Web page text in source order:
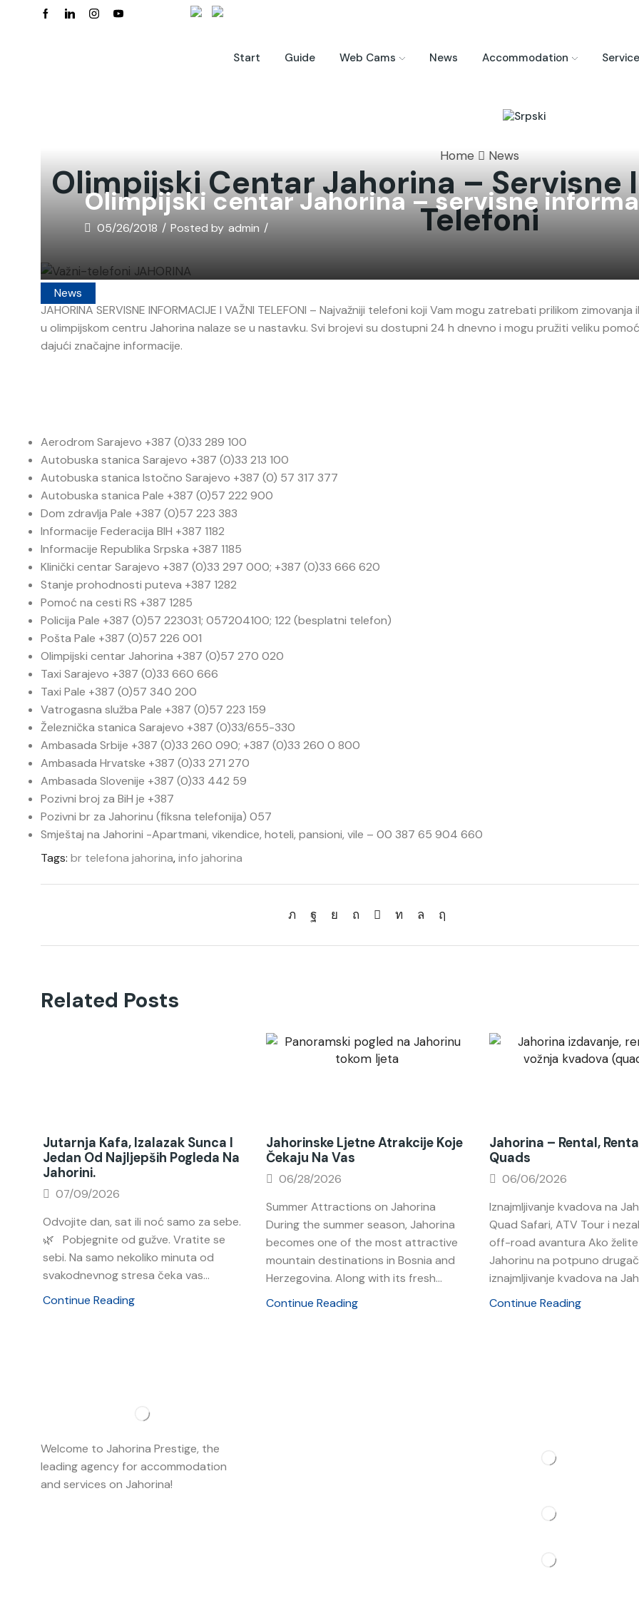
Start Guide Web Cams News Accommodation
Home News
Olimpijski Centar Jahorina – Servisne
Telefoni
News
Olimpijski centar Jahorina – servisne
05/26/2018 / Posted by admin /
JAHORINA SERVISNE INFORMACIJE I VAŽNI TELEFONI – Najvažniji telefoni koji Vam mogu zatrebati prilikom zimovanja
u olimpijskom centru Jahorina nalaze se u nastavku. Svi brojevi su dostupni 24 h dnevno i mogu pružiti veliku
dajući značajne informacije.
Aerodrom Sarajevo +387 (0)33 289 100
Autobuska stanica Sarajevo +387 (0)33 213 100
Autobuska stanica Istočno Sarajevo +387 (0) 57 317 377
Autobuska stanica Pale +387 (0)57 222 900
Dom zdravlja Pale +387 (0)57 223 383
Informacije Federacija BIH +387 1182
Informacije Republika Srpska +387 1185
Klinički centar Sarajevo +387 (0)33 297 000; +387 (0)33 666 620
Stanje prohodnosti puteva +387 1282
Pomoć na cesti RS +387 1285
Policija Pale +387 (0)57 223031; 057204100; 122 (besplatni telefon)
Pošta Pale +387 (0)57 226 001
Olimpijski centar Jahorina +387 (0)57 270 020
Taxi Sarajevo +387 (0)33 660 666
Taxi Pale +387 (0)57 340 200
Vatrogasna služba Pale +387 (0)57 223 159
Železnička stanica Sarajevo +387 (0)33/655-330
Ambasada Srbije +387 (0)33 260 090; +387 (0)33 260 0 800
Ambasada Hrvatske +387 (0)33 271 270
Ambasada Slovenije +387 (0)33 442 59
Pozivni broj za BiH je +387
Pozivni br za Jahorinu (fiksna telefonija) 057
Smještaj na Jahorini -Apartmani, vikendice, hoteli, pansioni, vile – 00 387 65 904 660
Tags: br telefona jahorina,info jahorina
Related Posts
Jutarnja Kafa, Izalazak Sunca I
Jedan Od Najljepših Pogleda Na
Jahorini.
07/09/2026
Odvojite dan, sat ili noć samo za sebe.
🌿 Pobjegnite od gužve. Vratite se
sebi. Na samo nekoliko minuta od
svakodnevnog stresa čeka vas...
Continue Reading
Jahorinske Ljetne Atrakcije Koje
Čekaju Na Vas
06/28/2026
Summer Attractions on Jahorina
During the summer season, Jahorina
becomes one of the most attractive
mountain destinations in Bosnia and
Herzegovina. Along with its fresh...
Continue Reading
Jahorina – Rental,
Quads
06/06/2026
Iznajmljivanje kvadova na
Quad Safari, ATV Tour i
off-road avantura Ako
Jahorinu na potpuno
iznajmljivanje kvadova na
Continue Reading
Welcome to Jahorina Prestige, the
leading agency for accommodation
and services on Jahorina!